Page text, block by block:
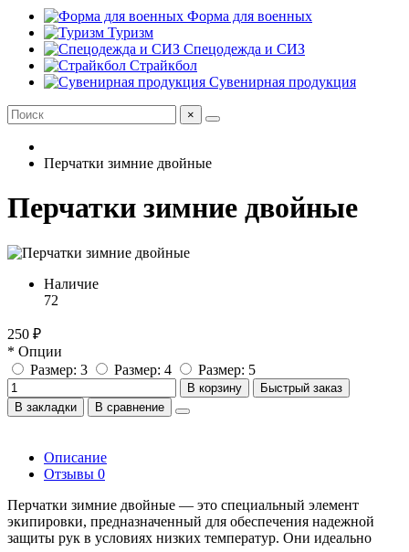
Форма для военных
Туризм
Спецодежда и СИЗ
Страйкбол
Сувенирная продукция
×
Перчатки зимние двойные
Перчатки зимние двойные
Наличие
72
250 ₽
* Опции
Размер: 3
Размер: 4 Размер: 5
В корзину
Быстрый заказ
В закладки
В сравнение
Описание
Отзывы 0
Перчатки зимние двойные — это специальный элемент
экипировки, предназначенный для обеспечения надежной
защиты рук в условиях низких температур. Они идеально